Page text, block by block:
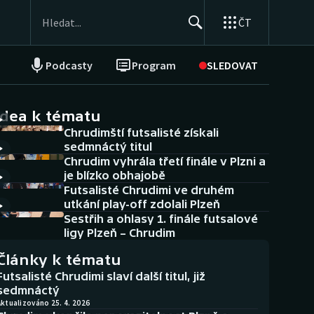
ČT
Podcasty Program SLEDOVAT
NEPŘEHLÉDNĚTE
Historické návraty
Aplikace ČT sport
AZ kvíz
k tématu
Chrudimští futsalisté získali
sedmnáctý titul
Chrudim vyhrála třetí finále v Plzni a
je blízko obhajobě
Futsalisté Chrudimi ve druhém
utkání play-off zdolali Plzeň
Sestřih a ohlasy 1. finále futsalové
ligy Plzeň – Chrudim
k tématu
Chrudimi slaví další titul, již
25. 4. 2026